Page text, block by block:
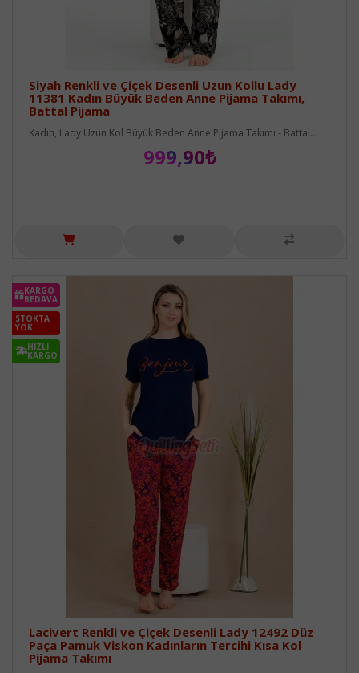
Siyah Renkli ve Çiçek Desenli Uzun Kollu Lady
11381 Kadın Büyük Beden Anne Pijama Takımı,
Battal Pijama
Kadın, Lady Uzun Kol Büyük Beden Anne Pijama Takımı - Battal..
999,90₺
KARGO
BEDAVA
STOKTA
YOK
HIZLI
KARGO
Lacivert Renkli ve Çiçek Desenli Lady 12492 Düz
Paça Pamuk Viskon Kadınların Tercihi Kısa Kol
Pijama Takımı